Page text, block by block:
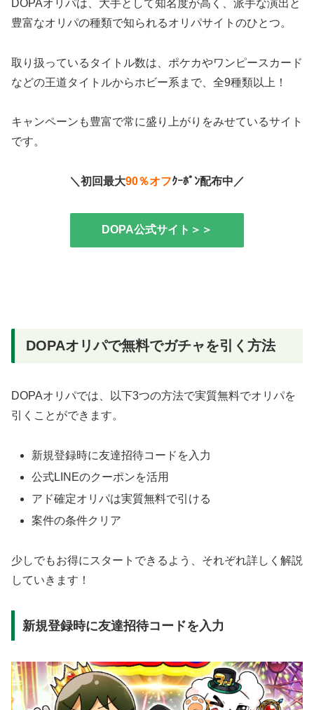
DOPAオリパは、大手として知名度が高く、派手な演出と
豊富なオリパの種類で知られるオリパサイトのひとつ。
取り扱っているタイトル数は、ポケカやワンピースカード
などの王道タイトルからホビー系まで、全9種類以上！
キャンペーンも豊富で常に盛り上がりをみせているサイト
です。
＼初回最大90％オフｸｰﾎﾟﾝ配布中／
DOPA公式サイト＞＞
DOPAオリパで無料でガチャを引く方法
DOPAオリパでは、以下3つの方法で実質無料でオリパを
引くことができます。
新規登録時に友達招待コードを入力
公式LINEのクーポンを活用
アド確定オリパは実質無料で引ける
案件の条件クリア
少しでもお得にスタートできるよう、それぞれ詳しく解説
していきます！
新規登録時に友達招待コードを入力